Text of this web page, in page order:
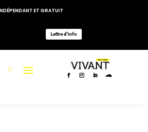
ET GRATUIT
Lettre d'info